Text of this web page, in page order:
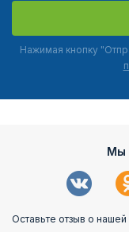
Нажимая кнопку
Мы
Оставьте отзыв о